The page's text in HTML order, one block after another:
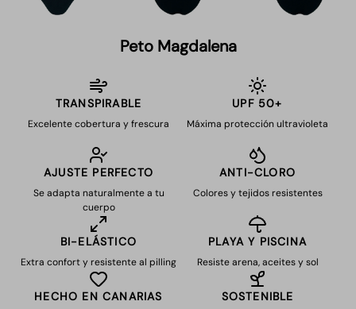
Peto Magdalena
TRANSPIRABLE
Excelente cobertura y frescura
UPF 50+
Máxima protección ultravioleta
AJUSTE PERFECTO
Se adapta naturalmente a tu
cuerpo
ANTI-CLORO
Colores y tejidos resistentes
BI-ELÁSTICO
Extra confort y resistente al pilling
PLAYA Y PISCINA
Resiste arena, aceites y sol
HECHO EN CANARIAS SOSTENIBLE